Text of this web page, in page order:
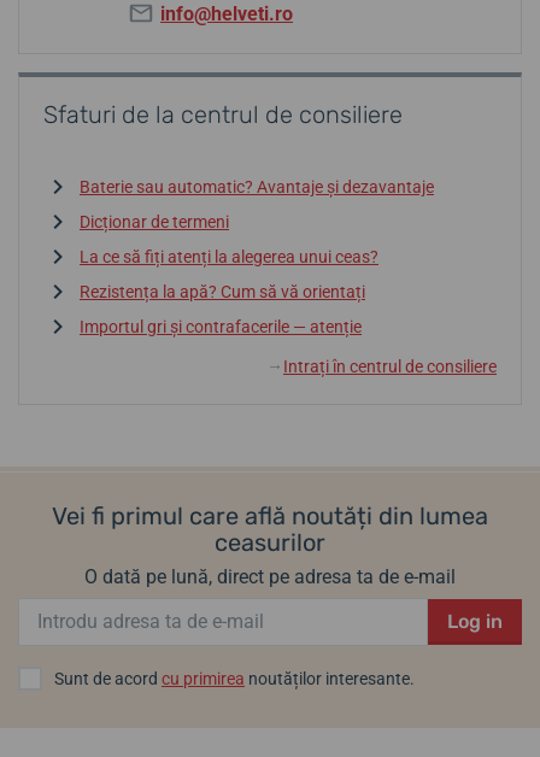
info@helveti.ro
Sfaturi de la centrul de consiliere
Baterie sau automatic? Avantaje și dezavantaje
Dicționar de termeni
La ce să fiți atenți la alegerea unui ceas?
Rezistența la apă? Cum să vă orientați
Importul gri și contrafacerile — atenție
↓ Intrați în centrul de consiliere
Vei fi primul care află noutăți din lumea
ceasurilor
O dată pe lună, direct pe adresa ta de e-mail
Log in
Sunt de acord cu primirea noutăților interesante.